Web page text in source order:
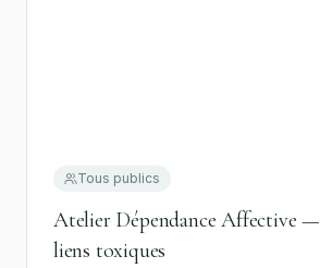
Tous publics
Atelier Dépendance Affective —
liens toxiques